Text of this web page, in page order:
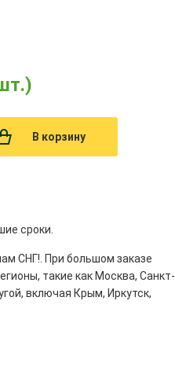
В корзину
сроки.
СНГ!. При большом заказе
такие как Москва, Санкт-
включая Крым, Иркутск,